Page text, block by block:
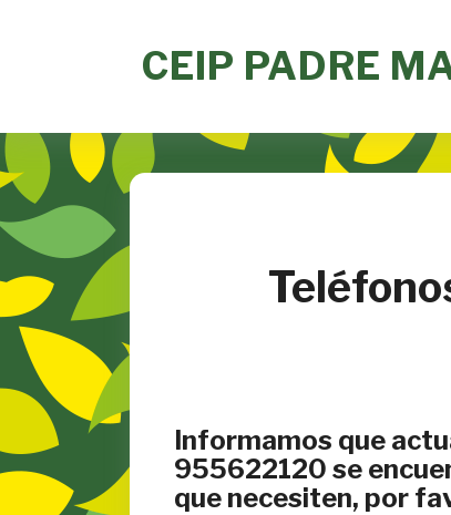
CEIP PADRE
Informamos que
955622120 se
que necesiten, por